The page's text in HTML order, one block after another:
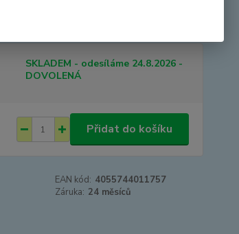
SKLADEM - odesíláme 24.8.2026 -
DOVOLENÁ
Přidat do košíku
EAN kód: 4055744011757
Záruka: 24 měsíců